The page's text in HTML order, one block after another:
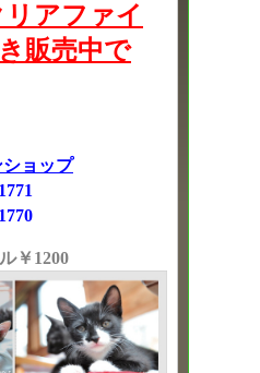
アファイ
販売中で
ョップ
￥1200